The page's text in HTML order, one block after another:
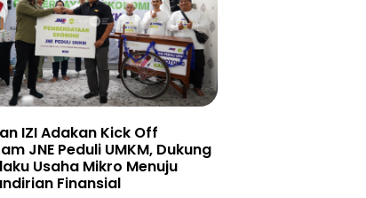
IZI Adakan Kick Off
JNE Peduli UMKM, Dukung
Usaha Mikro Menuju
Finansial